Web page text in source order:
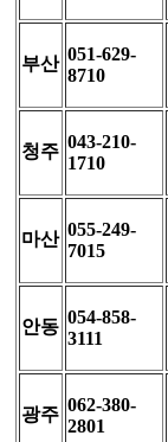
부산 051-629-
8710
청주 043-210-
1710
마산 055-249-
7015
안동 054-858-
3111
광주 062-380-
2801